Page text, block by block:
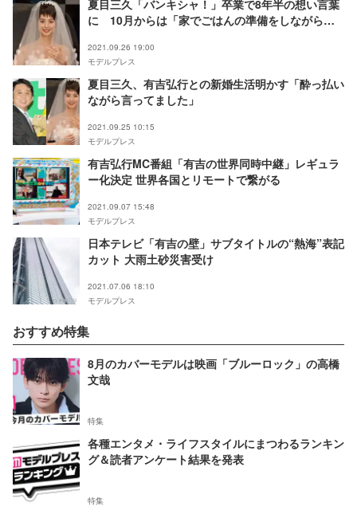
夏目三久「バンキシャ！」卒業で8年半の想い言葉
に 10月からは「家でごはんの準備をしながら楽
2021.09.26 19:00
モデルプレス
夏目三久、有吉弘行との新婚生活明かす「酔っ払い
ながら言ってました」
2021.09.25 10:15
モデルプレス
有吉弘行MC番組「有吉の世界同時中継」レギュラ
ー化決定 世界各国とリモートで繋がる
2021.09.07 15:48
モデルプレス
日本テレビ「有吉の壁」サブタイトルの“熱海”表記
カット 大雨土砂災害受け
2021.07.06 18:10
モデルプレス
おすすめ特集
8月のカバーモデルは映画「ブルーロック」の高橋
文哉
特集
各種エンタメ・ライフスタイルにまつわるランキン
グ＆読者アンケート結果を発表
特集